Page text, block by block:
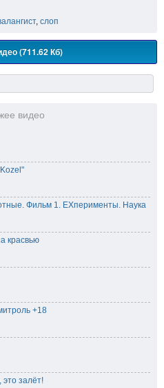
, слоп
(711.62 Кб)
видео
Фильм 1. EXперименты. Наука
красвью
+18
залёт!